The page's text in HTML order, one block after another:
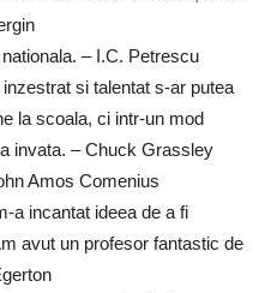
– I.C. Petrescu
si talentat s-ar putea
la scoala, ci intr-un mod
invata. – Chuck Grassley
Amos Comenius
a incantat ideea de a fi
avut un profesor fantastic de